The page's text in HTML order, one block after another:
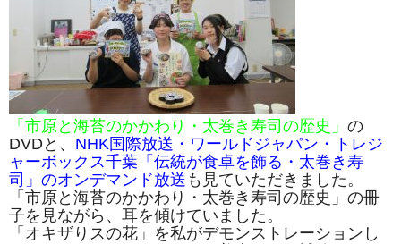
「市原と海苔のかかわり・太巻き寿司の歴史」 の
DVDと、 NHK国際放送・ワールドジャパン・トレジ
ャーボックス千葉「伝統が食卓を飾る・太巻き寿
司」のオンデマンド放送 も見ていただきました。
「市原と海苔のかかわり・太巻き寿司の歴史」の冊
子を見ながら、耳を傾けていました。
「オキザりスの花」を私がデモンストレーションし